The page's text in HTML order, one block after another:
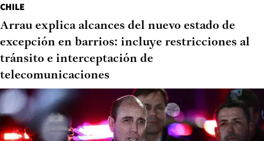
CHILE
Arrau explica alcances del nuevo estado de
excepción en barrios: incluye restricciones al
tránsito e interceptación de
telecomunicaciones